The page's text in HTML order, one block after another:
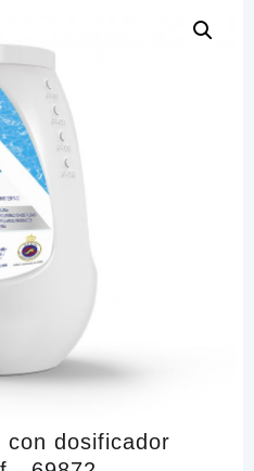
con dosificador